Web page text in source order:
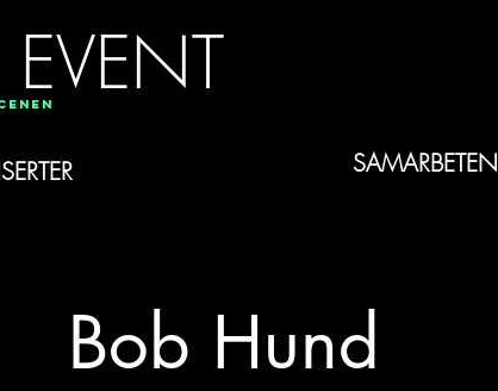
SAMARBETEN
Bob Hund